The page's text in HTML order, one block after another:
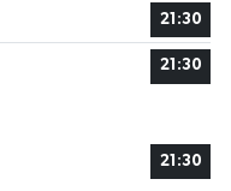
21:30
21:30
21:30